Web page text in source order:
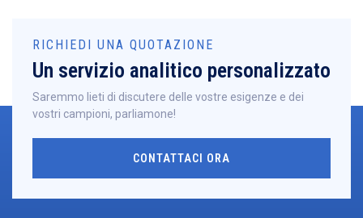
RICHIEDI UNA QUOTAZIONE
Un servizio analitico personalizzato
Saremmo lieti di discutere delle vostre esigenze e dei
vostri campioni, parliamone!
CONTATTACI ORA